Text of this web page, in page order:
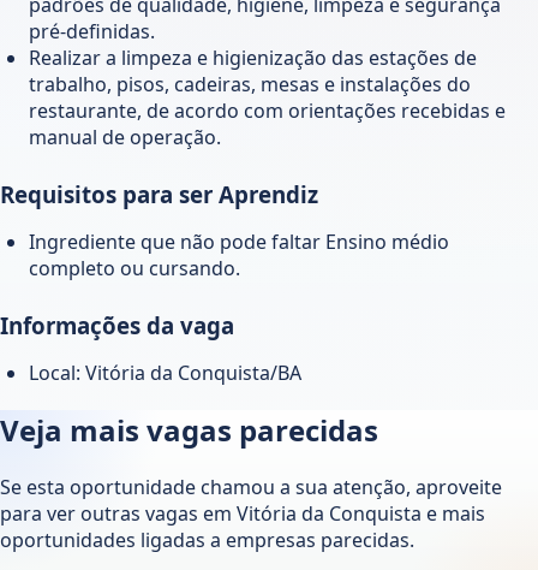
pré-definidas.
Realizar a limpeza e higienização das estações de
trabalho, pisos, cadeiras, mesas e instalações do
restaurante, de acordo com orientações recebidas e
manual de operação.
Requisitos para ser Aprendiz
Ingrediente que não pode faltar Ensino médio
completo ou cursando.
Informações da vaga
Local: Vitória da Conquista/BA
Veja mais vagas parecidas
Se esta oportunidade chamou a sua atenção, aproveite
para ver outras vagas em Vitória da Conquista e mais
oportunidades ligadas a empresas parecidas.